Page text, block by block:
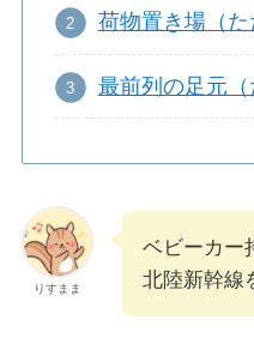
荷物置き場（た
最前列の足元（
りすまま
ベビーカー
北陸新幹線